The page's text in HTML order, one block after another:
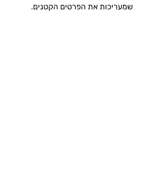
שמעריכות את הפרטים הקטנים.